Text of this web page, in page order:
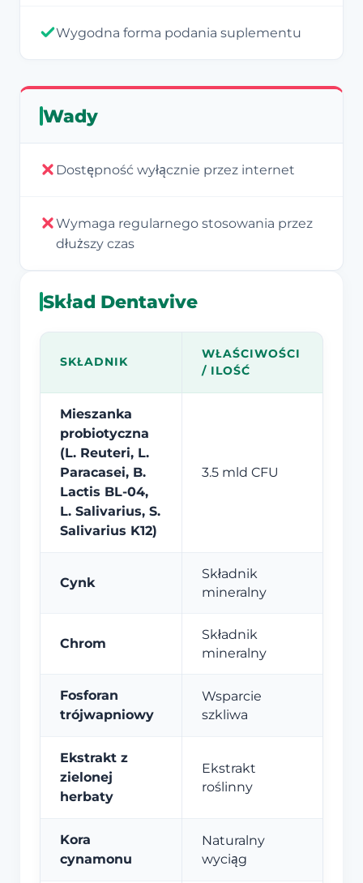
Wygodna forma podania suplementu
Wady
Dostępność wyłącznie przez internet
Wymaga regularnego stosowania przez
dłuższy czas
Skład Dentavive
SKŁADNIK
WŁAŚCIWOŚCI
/ ILOŚĆ
Mieszanka
probiotyczna
(L. Reuteri, L.
Paracasei, B.
Lactis BL-04,
L. Salivarius, S.
Salivarius K12)
3.5 mld CFU
Cynk
Składnik
mineralny
Chrom
Składnik
mineralny
Fosforan
trójwapniowy
Wsparcie
szkliwa
Ekstrakt z
zielonej
herbaty
Ekstrakt
roślinny
Kora
cynamonu
Naturalny
wyciąg